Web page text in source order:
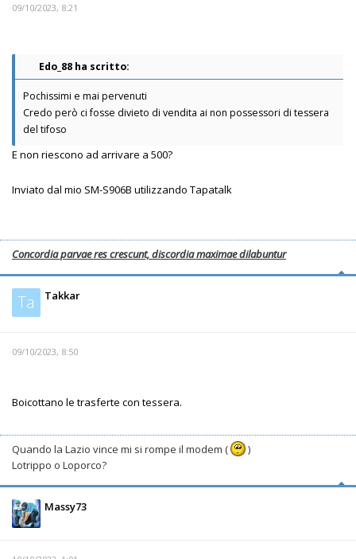
09/10/2023, 8:21
Edo_88 ha scritto:
Pochissimi e mai pervenuti
Credo però ci fosse divieto di vendita ai non possessori di tessera
del tifoso
E non riescono ad arrivare a 500?
Inviato dal mio SM-S906B utilizzando Tapatalk
Concordia parvae res crescunt, discordia maximae dilabuntur
Ta Takkar
09/10/2023, 8:50
Boicottano le trasferte con tessera.
Quando la Lazio vince mi si rompe il modem (
)
Lotrippo o Loporco?
Massy73